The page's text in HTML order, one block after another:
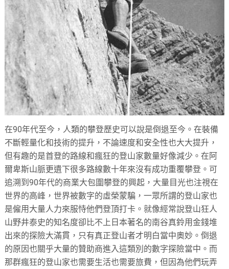
在90年代至今，人類的攀登歷史可以說是倒退至今。在裝備
不斷輕量化和技術的提升，不論速度和安全性也大大提升，
但有趣的是首登的路線和瘋狂的登山家數量好像減少。在阿
爾卑斯山脈更遺下很多路線數十年來沒有成功重覆攀登。可
追溯到90年代的商業大包圍攀登的興起，大量目光也注視在
世界的高峰，世界被數字的虛榮蒙騙，一眾所謂的登山家也
是僱用大量人力來服恃他們登頂打卡。就像經常說登山狂人
山野井泰史的知名度卻比不上日本著名的南谷真鈴用金錢堆
出來的探險大滿貫，只有真正登山者才明白當中奧妙。倒退
的原因也關乎大量的贊助商進入這類別的數字探險當中。而
那群瘋狂的登山家也需要生活也需要旅費，但因為他們玩弄